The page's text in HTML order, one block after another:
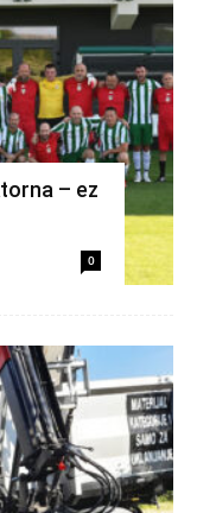
– ez
0